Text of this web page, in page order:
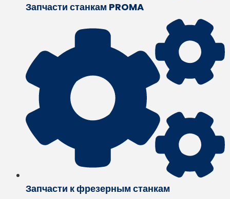
Запчасти станкам PROMA
Запчасти к фрезерным станкам